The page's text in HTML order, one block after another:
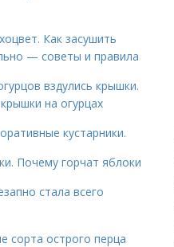
Как засушить
— советы и правила
вздулись крышки.
на огурцах
кустарники.
Почему горчат яблоки
стала всего
сорта острого перца